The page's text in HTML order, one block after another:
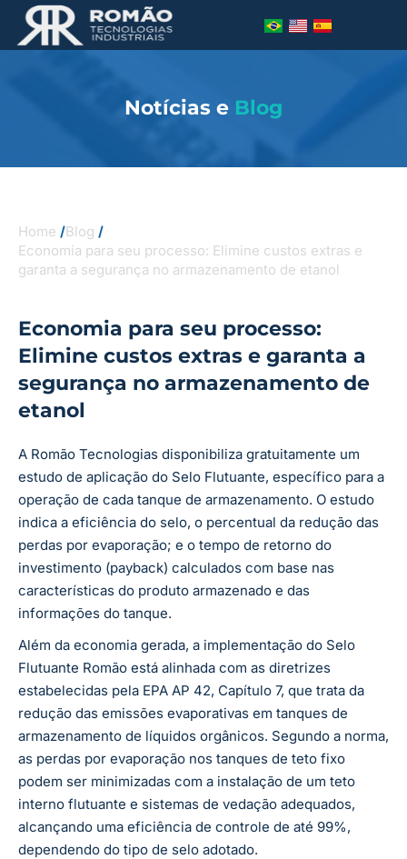
Notícias e Blog
Home /Blog /
Economia para seu processo: Elimine custos extras e
garanta a segurança no armazenamento de etanol
Economia para seu processo:
Elimine custos extras e garanta a
segurança no armazenamento de
etanol
A Romão Tecnologias disponibiliza gratuitamente um
estudo de aplicação do Selo Flutuante, específico para a
operação de cada tanque de armazenamento. O estudo
indica a eficiência do selo, o percentual da redução das
perdas por evaporação; e o tempo de retorno do
investimento (payback) calculados com base nas
características do produto armazenado e das
informações do tanque.
Além da economia gerada, a implementação do Selo
Flutuante Romão está alinhada com as diretrizes
estabelecidas pela EPA AP 42, Capítulo 7, que trata da
redução das emissões evaporativas em tanques de
armazenamento de líquidos orgânicos. Segundo a norma,
as perdas por evaporação nos tanques de teto fixo
podem ser minimizadas com a instalação de um teto
interno flutuante e sistemas de vedação adequados,
alcançando uma eficiência de controle de até 99%,
dependendo do tipo de selo adotado​.